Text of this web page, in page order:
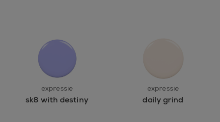
expressie
sk8 with destiny
expressie
daily grind